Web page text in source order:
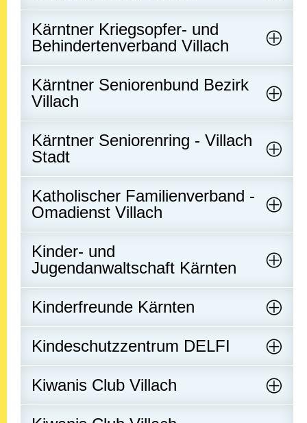
Kärntner Kriegsopfer- und
Behindertenverband Villach
Kärntner Seniorenbund Bezirk
Villach
Kärntner Seniorenring - Villach
Stadt
Katholischer Familienverband -
Omadienst Villach
Kinder- und
Jugendanwaltschaft Kärnten
Kinderfreunde Kärnten
Kindeschutzzentrum DELFI
Kiwanis Club Villach